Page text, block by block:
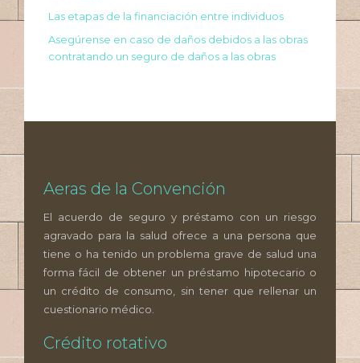
Las etapas de la financiación entre individuos
Asegúrense en caso de daños debidos a las obras
contratando un seguro de daños a las obras
Aeras de la Convención
El acuerdo de seguro y préstamo con un riesgo
agravado para la salud ofrece a una persona que
tiene o ha tenido un problema grave de salud una
forma fácil de obtener un préstamo hipotecario o
un crédito de consumo, sin tener que rellenar un
cuestionario médico.
Crédito rotativo